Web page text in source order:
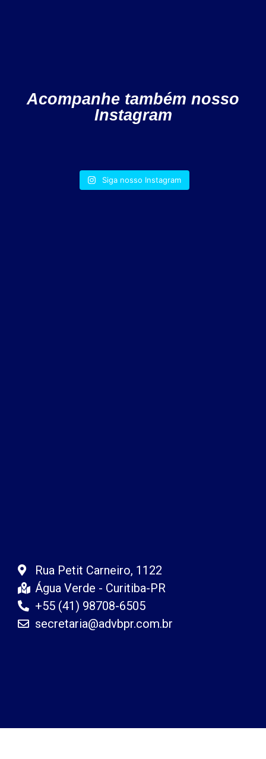
Acompanhe também nosso
Instagram
Siga nosso Instagram
Rua Petit Carneiro, 1122
Água Verde - Curitiba-PR
+55 (41) 98708-6505
secretaria@advbpr.com.br